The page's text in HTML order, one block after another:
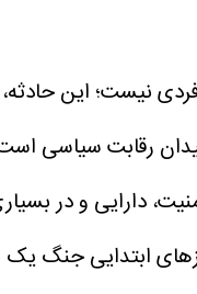
نیست؛ این
رقابت سیاسی
دارایی و در
ابتدایی جنگ یک